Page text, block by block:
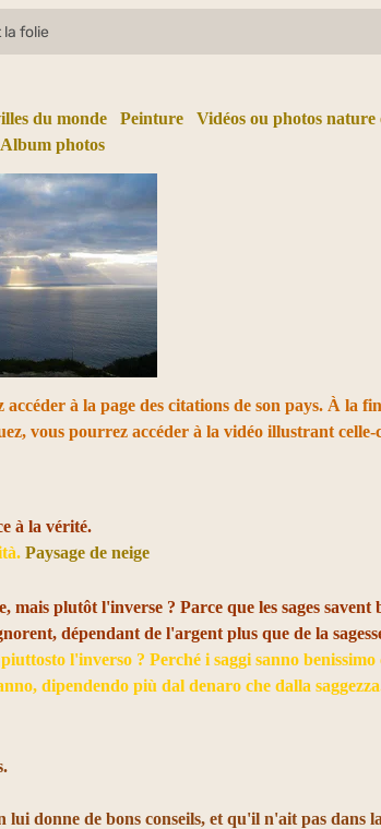
la folie
du monde Peinture
Vidéos ou photos nature
Album photos
accéder à la page des citations de son pays. À la
vous pourrez accéder à la vidéo illustrant celle-
à la vérité.
Paysage de neige
mais plutôt l'inverse ? Parce que les sages savent
dépendant de l'argent plus que de la
l'inverso ? Perché i saggi sanno
dipendendo più dal denaro che dalla
donne de bons conseils, et qu'il n'ait pas dans